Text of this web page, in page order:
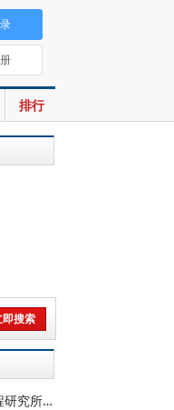
排行
钱学森：在上海机械学院系统工程研究所成立大会上的讲话